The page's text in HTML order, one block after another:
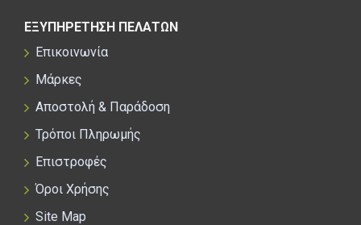
ΕΞΥΠΗΡΕΤΗΣΗ ΠΕΛΑΤΩΝ
Επικοινωνία
Μάρκες
Αποστολή & Παράδοση
Τρόποι Πληρωμής
Επιστροφές
Όροι Χρήσης
Site Map